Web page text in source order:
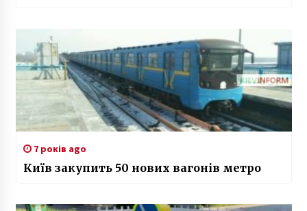
7 років ago
Київ закупить 50 нових вагонів метро